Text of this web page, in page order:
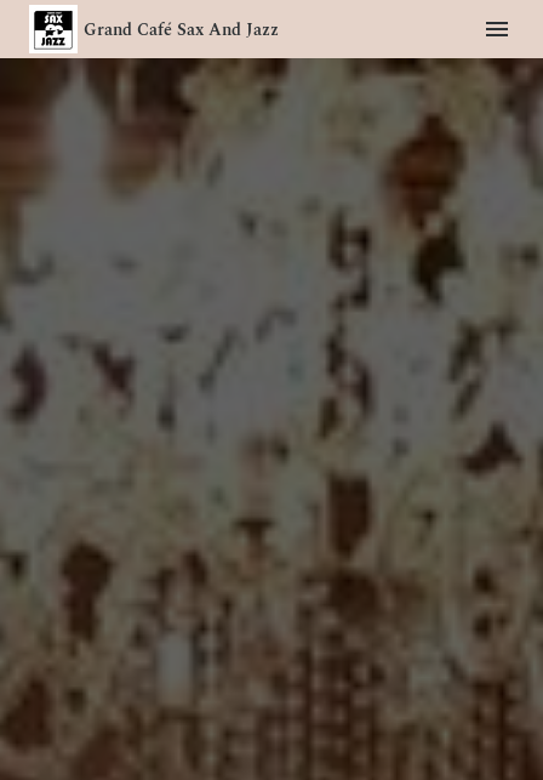
Grand Café Sax And Jazz